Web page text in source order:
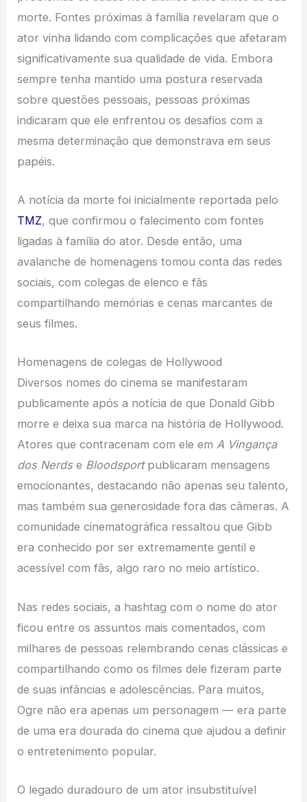
morte. Fontes próximas à família revelaram que o
ator vinha lidando com complicações que afetaram
significativamente sua qualidade de vida. Embora
sempre tenha mantido uma postura reservada
sobre questões pessoais, pessoas próximas
indicaram que ele enfrentou os desafios com a
mesma determinação que demonstrava em seus
papéis.
A notícia da morte foi inicialmente reportada pelo
TMZ, que confirmou o falecimento com fontes
ligadas à família do ator. Desde então, uma
avalanche de homenagens tomou conta das redes
sociais, com colegas de elenco e fãs
compartilhando memórias e cenas marcantes de
seus filmes.
Homenagens de colegas de Hollywood
Diversos nomes do cinema se manifestaram
publicamente após a notícia de que Donald Gibb
morre e deixa sua marca na história de Hollywood.
Atores que contracenam com ele emA Vingança
dos Nerdse Bloodsportpublicaram mensagens
emocionantes, destacando não apenas seu talento,
mas também sua generosidade fora das câmeras. A
comunidade cinematográfica ressaltou que Gibb
era conhecido por ser extremamente gentil e
acessível com fãs, algo raro no meio artístico.
Nas redes sociais, a hashtag com o nome do ator
ficou entre os assuntos mais comentados, com
milhares de pessoas relembrando cenas clássicas e
compartilhando como os filmes dele fizeram parte
de suas infâncias e adolescências. Para muitos,
Ogre não era apenas um personagem — era parte
de uma era dourada do cinema que ajudou a definir
o entretenimento popular.
O legado duradouro de um ator insubstituível